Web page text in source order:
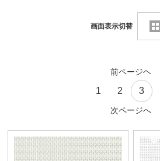
画面表示切替
前ページヘ
1 2 3
次ページへ